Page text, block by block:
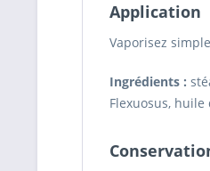
Application
Vaporisez
Ingrédients :
Flexuosus,